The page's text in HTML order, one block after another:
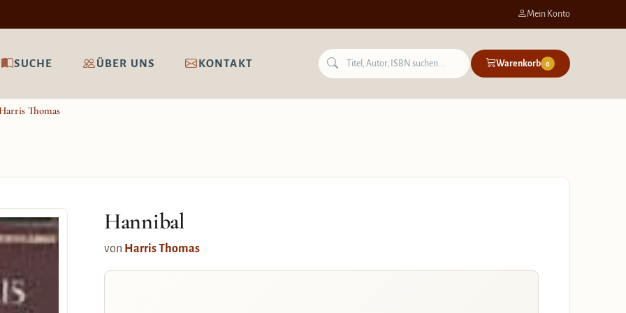
Mein Konto
SUCHE ÜBER UNS KONTAKT Warenkorb 0
Thomas
Hannibal
von Harris Thomas